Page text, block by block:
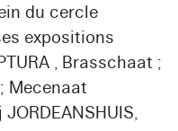
du cercle
expositions
, Brasschaat ;
Mecenaat